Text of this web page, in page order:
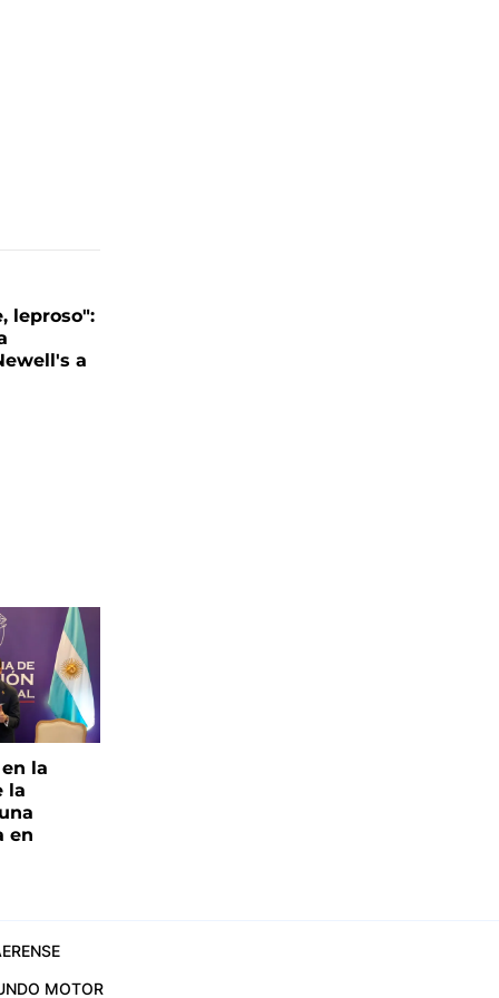
leproso":
a
la
la
en
MOTOR